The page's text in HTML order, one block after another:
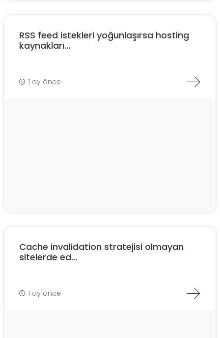
RSS feed istekleri yoğunlaşırsa hosting
kaynakları...
1 ay önce
Cache invalidation stratejisi olmayan
sitelerde ed...
1 ay önce